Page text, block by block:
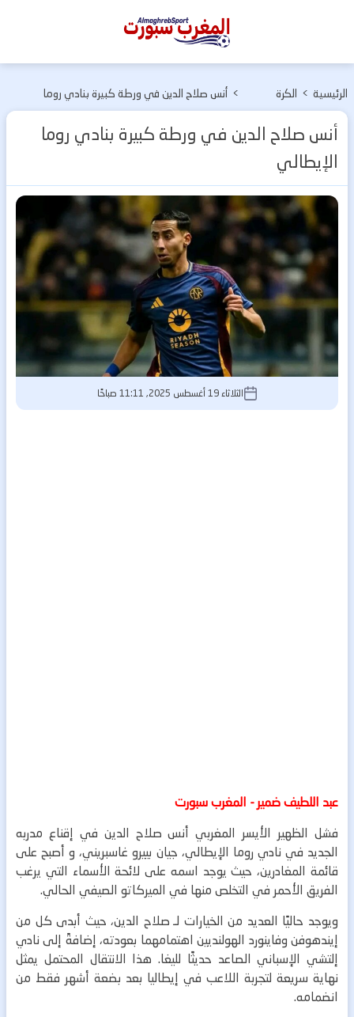
المغرب
الرئيسية > الكرة
> أنس صلاح الدين في ورطة كبيرة بنادي روما
أنس صلاح الدين في ورطة كبيرة بنادي روما
الإيطالي
الثلاثاء 19 أغسطس 2025, 11:11 صباحًا
عبد اللطيف ضمير - المغرب سبورت
فشل الظهير الأيسر المغربي أنس صلاح الدين في إقناع مدربه
الجديد في نادي روما الإيطالي، جيان بييرو غاسبريني، و أصبح على
قائمة المغادرين، حيث يوجد اسمه على لائحة الأسماء التي يرغب
الفريق الأحمر في التخلص منها في الميركاتو الصيفي الحالي.
و​يوجد حاليًا العديد من الخيارات لـ صلاح الدين، حيث أبدى كل من
إيندهوفن وفاينورد الهولنديين اهتمامهما بعودته، إضافةً إلى نادي
إلتشي الإسباني الصاعد حديثًا لليغا. هذا الانتقال المحتمل يمثل
نهاية سريعة لتجربة اللاعب في إيطاليا بعد بضعة أشهر فقط من
انضمامه.